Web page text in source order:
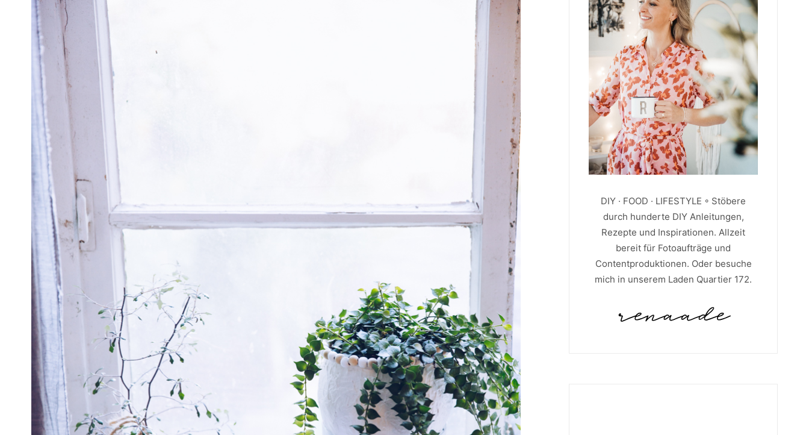
DIY · FOOD · LIFESTYLE ◦ Stöbere
durch hunderte DIY Anleitungen,
Rezepte und Inspirationen. Allzeit
bereit für Fotoaufträge und
Contentproduktionen. Oder besuche
mich in unserem Laden Quartier 172.